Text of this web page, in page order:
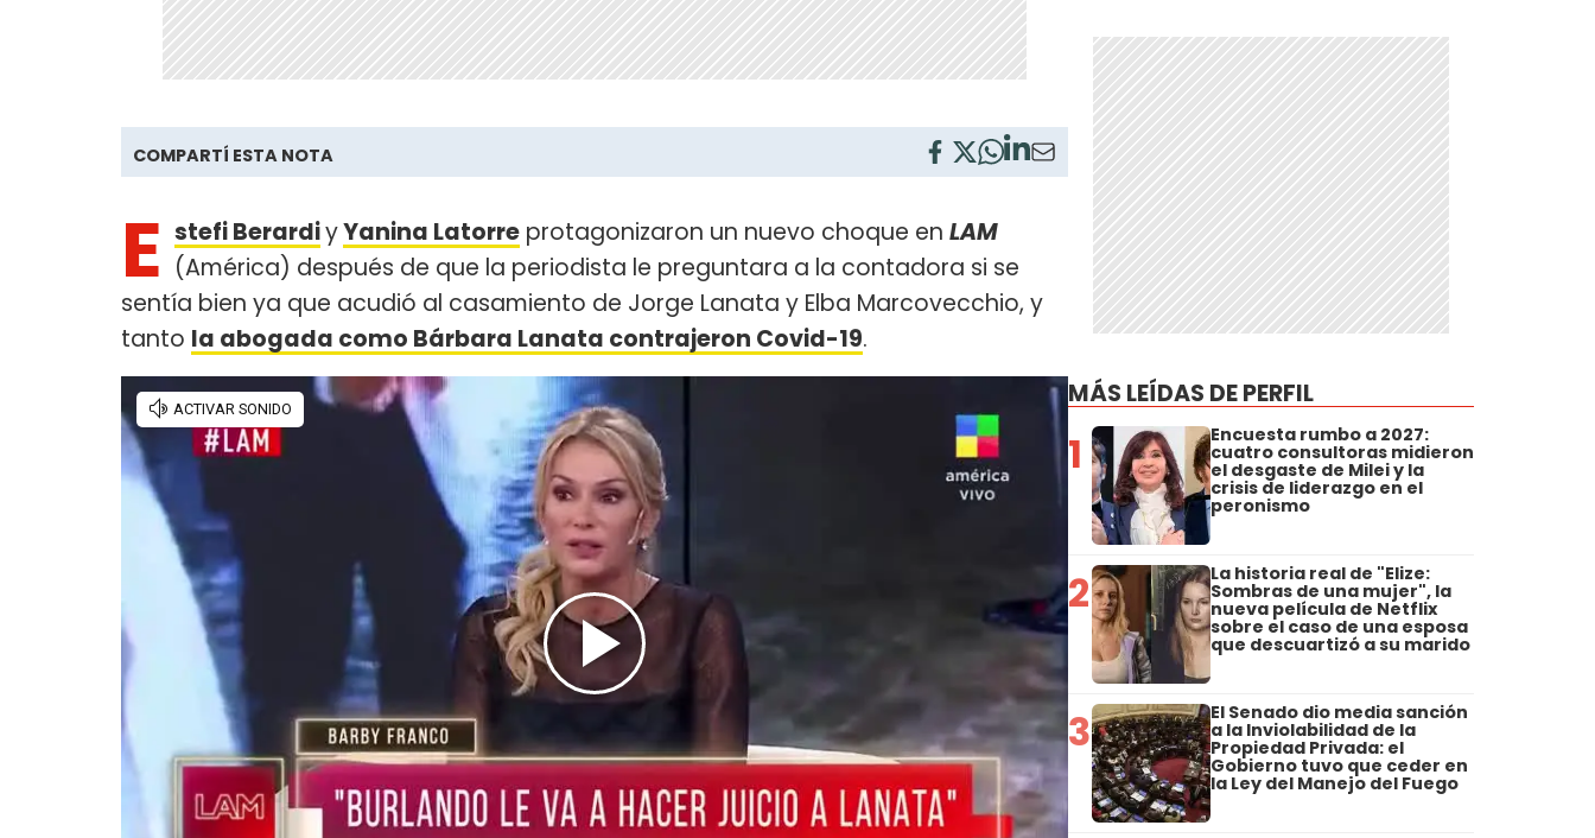
COMPARTÍ ESTA NOTA
E stefi BerardiyYanina Latorre protagonizaron un nuevo choque en LAM
(América) después de que la periodista le preguntara a la contadora si se
sentía bien ya que acudió al casamiento de Jorge Lanata y Elba Marcovecchio, y
tanto la abogada como Bárbara Lanata contrajeron Covid-19.
MÁS LEÍDAS DE PERFIL
1 Encuesta rumbo a 2027:
cuatro consultoras midieron
el desgaste de Milei y la
crisis de liderazgo en el
peronismo
2 La historia real de "Elize:
Sombras de una mujer", la
nueva película de Netflix
sobre el caso de una esposa
que descuartizó a su marido
3 El Senado dio media sanción
a la Inviolabilidad de la
Propiedad Privada: el
Gobierno tuvo que ceder en
la Ley del Manejo del Fuego